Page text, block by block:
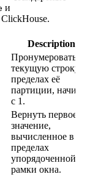
и
Description
Пронумеровать
текущую строку в
пределах её
партиции, начиная
с 1.
Вернуть первое
значение,
вычисленное в
пределах
упорядоченной
рамки окна.